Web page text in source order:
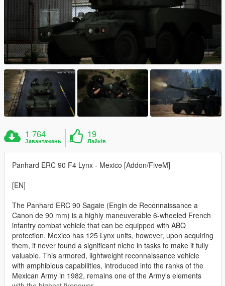
1 764
Завантажень
19
Лайків
Panhard ERC 90 F4 Lynx - Mexico [Addon/FiveM]
[EN]
The Panhard ERC 90 Sagaie (Engin de Reconnaissance a
Canon de 90 mm) is a highly maneuverable 6-wheeled French
infantry combat vehicle that can be equipped with ABQ
protection. Mexico has 125 Lynx units, however, upon acquiring
them, it never found a significant niche in tasks to make it fully
valuable. This armored, lightweight reconnaissance vehicle
with amphibious capabilities, introduced into the ranks of the
Mexican Army in 1982, remains one of the Army's elements